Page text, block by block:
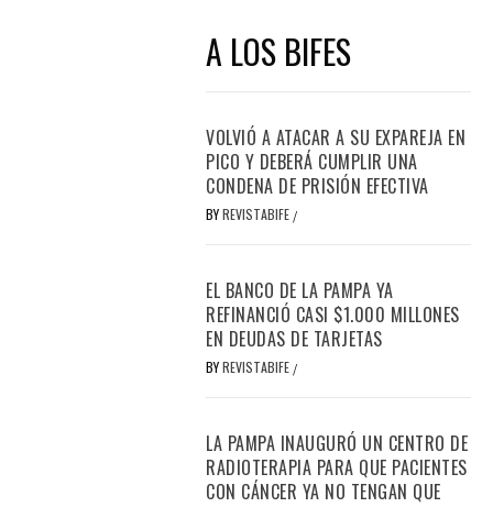
A LOS BIFES
VOLVIÓ A ATACAR A SU EXPAREJA EN
PICO Y DEBERÁ CUMPLIR UNA
CONDENA DE PRISIÓN EFECTIVA
BYREVISTABIFE /
EL BANCO DE LA PAMPA YA
REFINANCIÓ CASI $1.000 MILLONES
EN DEUDAS DE TARJETAS
BYREVISTABIFE /
LA PAMPA INAUGURÓ UN CENTRO DE
RADIOTERAPIA PARA QUE PACIENTES
CON CÁNCER YA NO TENGAN QUE